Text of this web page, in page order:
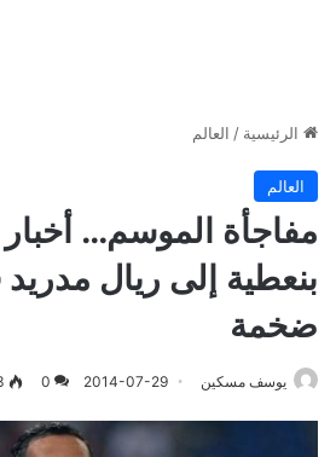
الرئيسية / العالم
العالم
مفاجأة الموسم…
بنعطية إلى ريال
ضخمة
يوسف مسكين 2014-07-29
0